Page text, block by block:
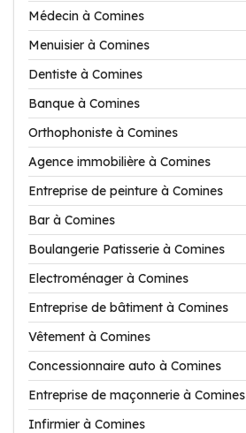
Médecin à Comines
Menuisier à Comines
Dentiste à Comines
Banque à Comines
Orthophoniste à Comines
Agence immobilière à Comines
Entreprise de peinture à Comines
Bar à Comines
Boulangerie Patisserie à Comines
Electroménager à Comines
Entreprise de bâtiment à Comines
Vêtement à Comines
Concessionnaire auto à Comines
Entreprise de maçonnerie à Comines
Infirmier à Comines